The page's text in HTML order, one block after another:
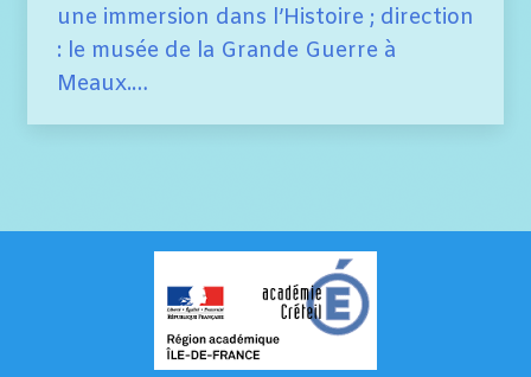
une immersion dans l’Histoire ; direction
: le musée de la Grande Guerre à
Meaux.…